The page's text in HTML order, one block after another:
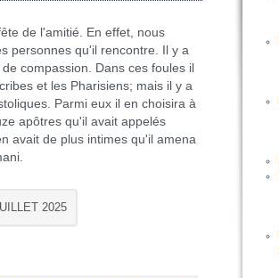
de l'amitié. En effet, nous
personnes qu'il rencontre. Il y a
compassion. Dans ces foules il
et les Pharisiens; mais il y a
Parmi eux il en choisira à
apôtres qu'il avait appelés
avait de plus intimes qu'il amena
2025